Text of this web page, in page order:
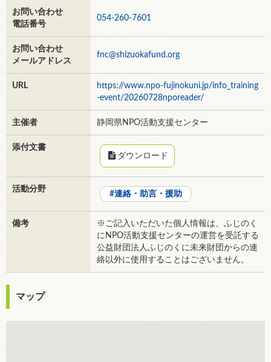
お問い合わせ
電話番号
054-260-7601
お問い合わせ
メールアドレス
fnc@shizuokafund.org
URL
https://www.npo-fujinokuni.jp/info_training
-event/20260728nporeader/
主催者 静岡県NPO活動支援センター
添付文書
ダウンロード
活動分野
連絡・助言・援助
備考
※ご記入いただいた個人情報は、ふじのく
にNPO活動支援センターの運営を受託する
公益財団法人ふじのくに未来財団からの連
絡以外に使用することはございません。
マップ